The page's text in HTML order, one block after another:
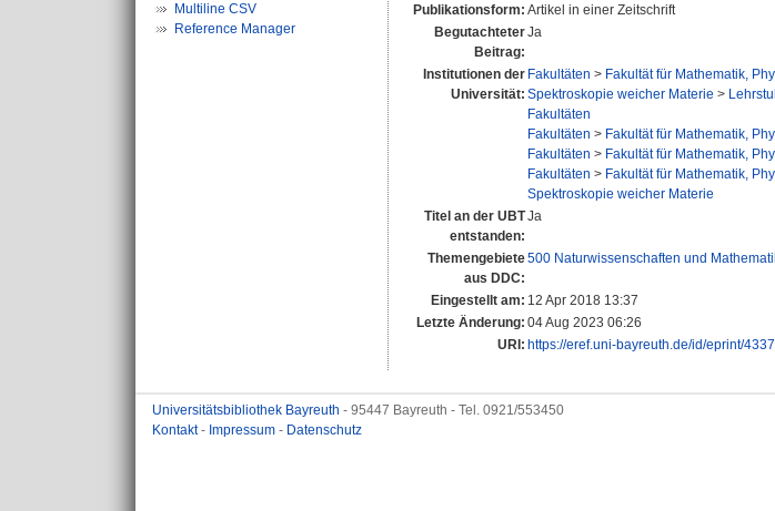
Multiline CSV
Reference Manager
Publikationsform: Artikel in einer Zeitschrift
Begutachteter
Beitrag:
Ja
Institutionen der
Universität:
Fakultäten > Fakultät für Mathematik,
Spektroskopie weicher Materie >
Fakultäten
Fakultäten > Fakultät für Mathematik,
Fakultäten > Fakultät für Mathematik,
Fakultäten > Fakultät für Mathematik,
Spektroskopie weicher Materie
Titel an der UBT
entstanden:
Ja
Themengebiete
aus DDC:
500 Naturwissenschaften und
Eingestellt am: 12 Apr 2018 13:37
Letzte Änderung: 04 Aug 2023 06:26
URI: https://eref.uni-bayreuth.de/id/eprint/
Universitätsbibliothek Bayreuth - 95447 Bayreuth - Tel. 0921/553450
Kontakt- Impressum - Datenschutz